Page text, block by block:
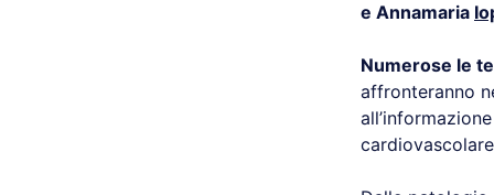
e Annamaria
Numerose le
affronteranno